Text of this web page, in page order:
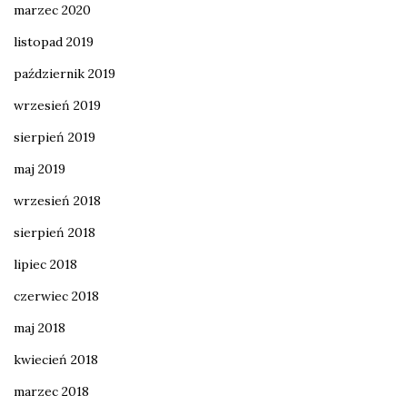
marzec 2020
listopad 2019
październik 2019
wrzesień 2019
sierpień 2019
maj 2019
wrzesień 2018
sierpień 2018
lipiec 2018
czerwiec 2018
maj 2018
kwiecień 2018
marzec 2018